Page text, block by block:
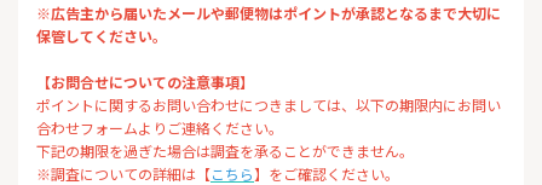
※広告主から届いたメールや郵便物はポイントが承認となるまで大切に
保管してください。
【お問合せについての注意事項】
ポイントに関するお問い合わせにつきましては、以下の期限内にお問い
合わせフォームよりご連絡ください。
下記の期限を過ぎた場合は調査を承ることができません。
※調査についての詳細は【こちら】をご確認ください。